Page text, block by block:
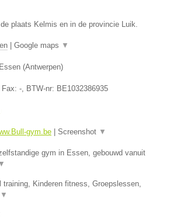
plaats Kelmis en in de provincie Luik.
Google maps ▼
Essen (Antwerpen)
Fax: -, BTW-nr: BE1032386935
gym.be Screenshot ▼
gym in Essen, gebouwd vanuit
▼
training, Kinderen fitness, Groepslessen,
▼